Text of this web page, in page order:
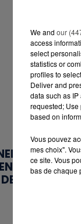
:
We and our
access
select
statistics or
profiles to
Deliver and
data such as
requested;
based on
Vous pouvez
mes choix".
ce site. Vous
bas de chaque